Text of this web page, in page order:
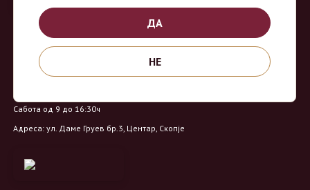
Продавница на Вино Маркет:
Работно време:
Понеделник - Четврток од 9 до 18ч
Сабота од 9 до 16:30ч
Адреса: ул. Даме Груев бр.3, Центар, Скопје
ДА
НЕ